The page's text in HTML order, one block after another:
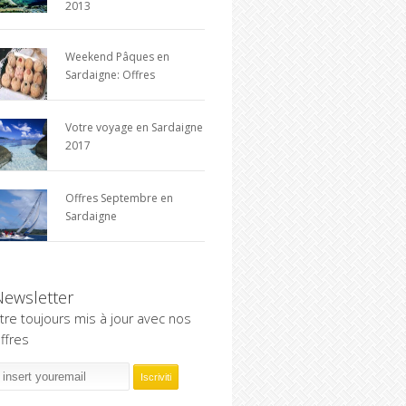
2013
Weekend Pâques en
Sardaigne: Offres
Votre voyage en Sardaigne
2017
Offres Septembre en
Sardaigne
toujours mis à jour avec nos